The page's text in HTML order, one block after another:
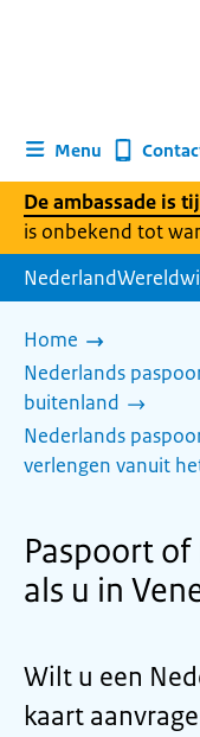
Menu
De ambassade is
is onbekend tot
Home
Nederlands
buitenland
Nederlands
verlengen vanuit
Paspoort
als u in
Wilt u een
kaart